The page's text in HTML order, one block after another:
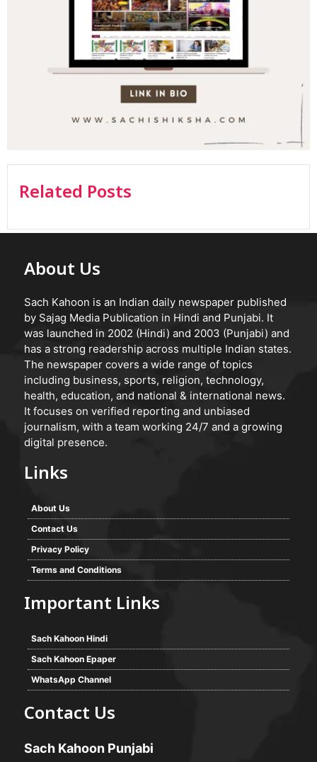
Related Posts
About Us
Sach Kahoon is an Indian daily newspaper published
by Sajag Media Publication in Hindi and Punjabi. It
was launched in 2002 (Hindi) and 2003 (Punjabi) and
has a strong readership across multiple Indian states.
The newspaper covers a wide range of topics
including business, sports, religion, technology,
health, education, and national & international news.
It focuses on verified reporting and unbiased
journalism, with a team working 24/7 and a growing
digital presence.
Links
About Us
Contact Us
Privacy Policy
Terms and Conditions
Important Links
Sach Kahoon Hindi
Sach Kahoon Epaper
WhatsApp Channel
Contact Us
Sach Kahoon Punjabi